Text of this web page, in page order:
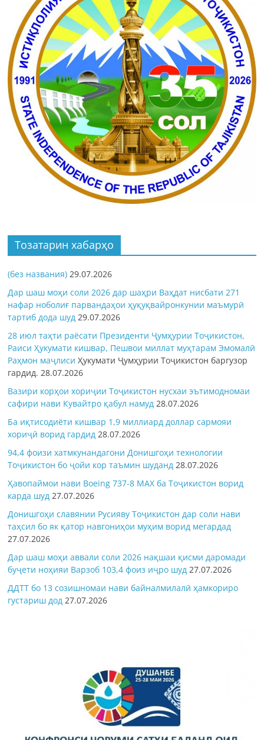
Тозатарин хабарҳо
(без названия) 29.07.2026
Дар шаш моҳи соли 2026 дар шаҳри Ваҳдат нисбати 271
нафар ноболиғ парвандаҳои ҳуқуқвайронкунии маъмурӣ
тартиб дода шуд 29.07.2026
28 июл таҳти раёсати Президенти Ҷумҳурии Тоҷикистон,
Раиси Ҳукумати кишвар, Пешвои миллат муҳтарам Эмомалӣ
Раҳмон маҷлисиҲукумати Ҷумҳурии Тоҷикистон баргузор
гардид.28.07.2026
Вазири корҳои хориҷии Тоҷикистон нусхаи эътимодномаи
сафири нави Кувайтро қабул намуд 28.07.2026
Ба иқтисодиёти кишвар 1,9 миллиард доллар сармояи
хориҷӣ ворид гардид 28.07.2026
94,4 фоизи хатмкунандагони Донишгоҳи технологии
Тоҷикистон бо ҷойи кор таъмин шуданд 28.07.2026
Ҳавопаймои нави Boeing 737-8 MAX ба Тоҷикистон ворид
карда шуд 27.07.2026
Донишгоҳи славянии Русияву Тоҷикистон дар соли нави
таҳсил бо як қатор навгониҳои муҳим ворид мегардад
27.07.2026
Дар шаш моҳи аввали соли 2026 нақшаи қисми даромади
буҷети ноҳияи Варзоб 103,4 фоиз иҷро шуд 27.07.2026
ДДТТ бо 13 созишномаи нави байналмилалӣ ҳамкориро
густариш дод 27.07.2026